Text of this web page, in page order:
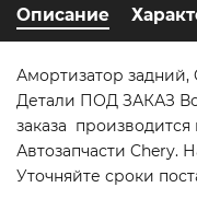
Описание
Амортизатор задний,
Детали ПОД ЗАКАЗ
заказа производится
Автозапчасти Chery.
Уточняйте сроки